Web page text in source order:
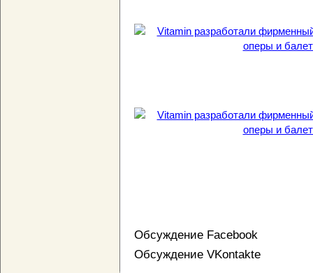
Обсуждение Facebook
Обсуждение VKontakte